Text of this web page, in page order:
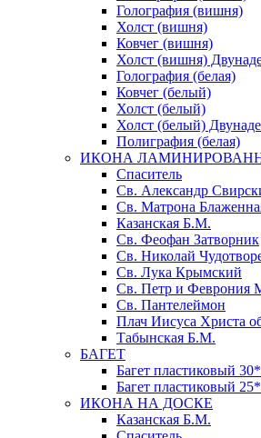
Голография (вишня)
Холст (вишня)
Ковчег (вишня)
Холст (вишня)
Голография (белая)
Ковчег (белый)
Холст (белый)
Холст (белый)
Полиграфия (белая)
ИКОНА
Спаситель
Св. Александр
Св. Матрона
Казанская Б.М.
Св. Феофан Затворник
Св. Николай
Св. Лука Крымский
Св. Петр и Феврония
Св. Пантелеймон
Плач Иисуса Христа
Табынская Б.М.
БАГЕТ
Багет пластиковый
Багет пластиковый
ИКОНА НА ДОСКЕ
Казанская Б.М.